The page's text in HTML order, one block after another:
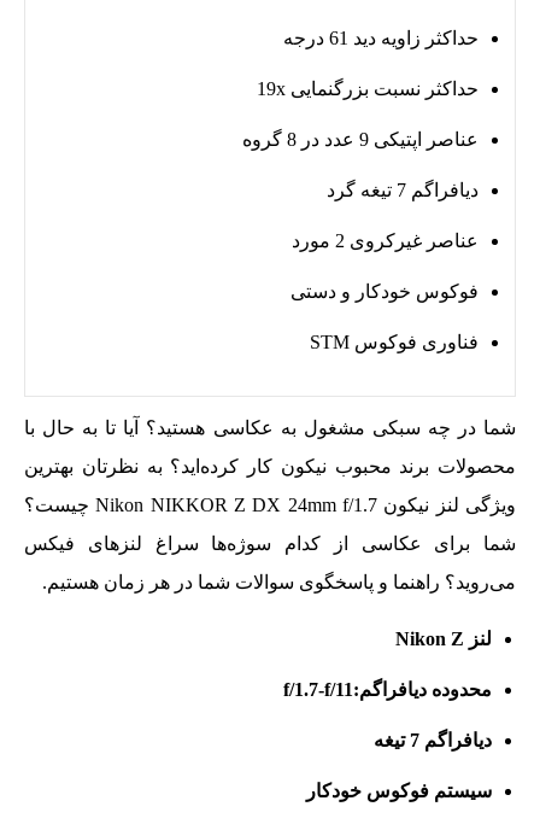
حداکثر زاویه دید 61 درجه
حداکثر نسبت بزرگنمایی 19x
عناصر اپتیکی 9 عدد در 8 گروه
دیافراگم 7 تیغه گرد
عناصر غیرکروی 2 مورد
فوکوس خودکار و دستی
فناوری فوکوس STM
شما در چه سبکی مشغول به عکاسی هستید؟ آیا تا به حال با
محصولات برند محبوب نیکون کار کرده‌اید؟ به نظرتان بهترین
ویژگی لنز نیکون Nikon NIKKOR Z DX 24mm f/1.7 چیست؟
شما برای عکاسی از کدام سوژه‌ها سراغ لنزهای فیکس
می‌روید؟ راهنما و پاسخگوی سوالات شما در هر زمان هستیم.
لنز Nikon Z
محدوده دیافراگم:f/1.7-f/11
دیافراگم 7 تیغه
سیستم فوکوس خودکار